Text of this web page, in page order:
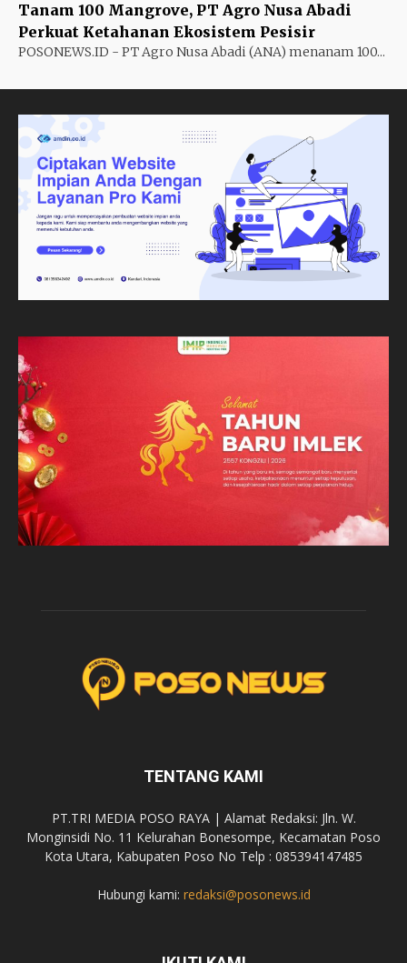
Tanam 100 Mangrove, PT Agro Nusa Abadi
Perkuat Ketahanan Ekosistem Pesisir
POSONEWS.ID - PT Agro Nusa Abadi (ANA) menanam 100...
TENTANG KAMI
PT.TRI MEDIA POSO RAYA | Alamat Redaksi: Jln. W.
Monginsidi No. 11 Kelurahan Bonesompe, Kecamatan Poso
Kota Utara, Kabupaten Poso No Telp : 085394147485
Hubungi kami: redaksi@posonews.id